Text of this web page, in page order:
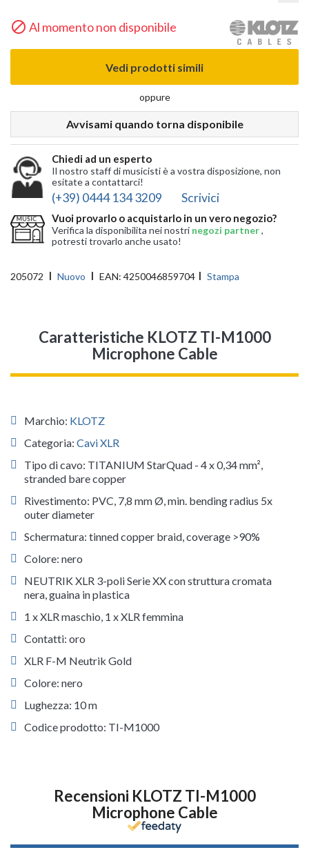
 Al momento non disponibile
Vedi prodotti simili
oppure
Avvisami quando torna disponibile
Chiedi ad un esperto
Il nostro staff di musicisti è a vostra disposizione, non
esitate a contattarci!
(+39) 0444 134 3209 Scrivici
Vuoi provarlo o acquistarlo in un vero negozio?
Verifica la disponibilita nei nostri negozi partner,
potresti trovarlo anche usato!
205072 Nuovo EAN: 4250046859704 Stampa
Caratteristiche KLOTZ TI-M1000
Microphone Cable
Marchio: KLOTZ
Categoria: Cavi XLR
Tipo di cavo: TITANIUM StarQuad - 4 x 0,34 mm²,
stranded bare copper
Rivestimento: PVC, 7,8 mm Ø, min. bending radius 5x
outer diameter
Schermatura: tinned copper braid, coverage >90%
Colore: nero
NEUTRIK XLR 3-poli Serie XX con struttura cromata
nera, guaina in plastica
1 x XLR maschio, 1 x XLR femmina
Contatti: oro
XLR F-M Neutrik Gold
Colore: nero
Lughezza: 10 m
Codice prodotto: TI-M1000
Recensioni KLOTZ TI-M1000
Microphone Cable